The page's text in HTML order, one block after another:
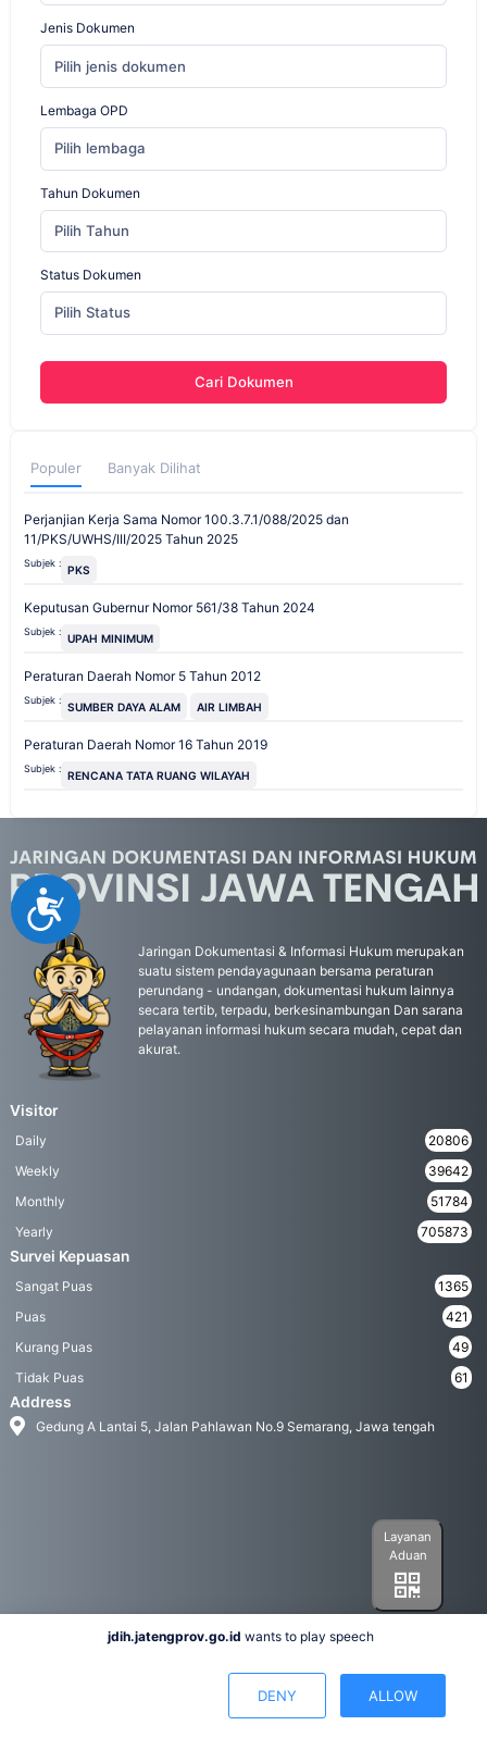
Accessibility
Jenis Dokumen
Pilih jenis dokumen
Lembaga OPD
Pilih lembaga
Tahun Dokumen
Pilih Tahun
Status Dokumen
Pilih Status
Cari Dokumen
Populer Banyak Dilihat
Perjanjian Kerja Sama Nomor 100.3.7.1/088/2025 dan
11/PKS/UWHS/III/2025 Tahun 2025
Subjek : PKS
Keputusan Gubernur Nomor 561/38 Tahun 2024
Subjek : UPAH MINIMUM
Peraturan Daerah Nomor 5 Tahun 2012
Subjek : SUMBER DAYA ALAM AIR LIMBAH
Peraturan Daerah Nomor 16 Tahun 2019
Subjek : RENCANA TATA RUANG WILAYAH
Jaringan Dokumentasi & Informasi Hukum merupakan
suatu sistem pendayagunaan bersama peraturan
perundang - undangan, dokumentasi hukum lainnya
secara tertib, terpadu, berkesinambungan Dan sarana
pelayanan informasi hukum secara mudah, cepat dan
akurat.
Visitor
Daily
20806
Weekly
39642
Monthly
51784
Yearly
705873
Survei Kepuasan
Sangat Puas
1365
Puas
421
Kurang Puas
49
Tidak Puas
61
Address
Gedung A Lantai 5, Jalan Pahlawan No.9 Semarang, Jawa tengah
Layanan
Aduan
Hak Cipta 2022© Biro Hukum Pemerintah Provinsi Jawa Tengah
jdih.jatengprov.go.id wants to play speech
DENY ALLOW